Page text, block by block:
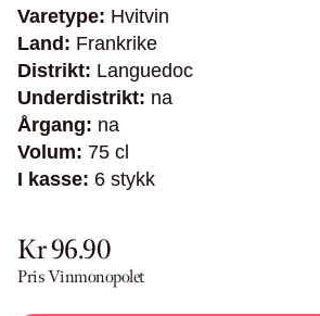
Varetype: Hvitvin
Land: Frankrike
Distrikt: Languedoc
Underdistrikt: na
Årgang: na
Volum: 75 cl
I kasse: 6 stykk
Kr 96.90
Pris Vinmonopolet